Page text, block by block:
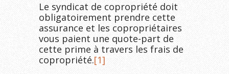
Le syndicat de copropriété doit
obligatoirement prendre cette
assurance et les copropriétaires
vous paient une quote-part de
cette prime à travers les frais de
copropriété.[1]